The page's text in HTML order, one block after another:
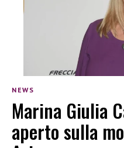
NEWS
Marina Giulia
aperto sulla